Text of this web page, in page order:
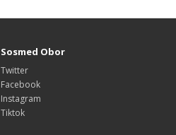
Sosmed Obor
Twitter
Facebook
Instagram
Tiktok